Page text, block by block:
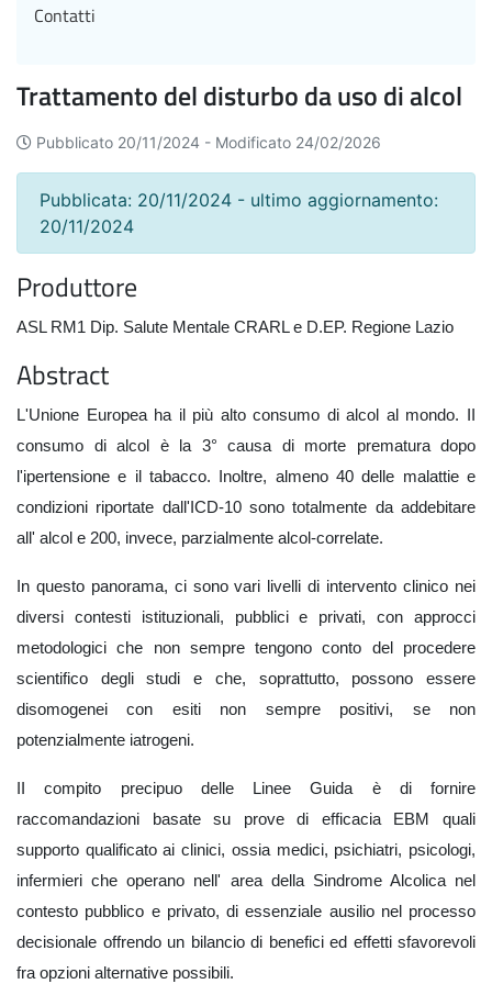
Trattamento del disturbo da uso di alcol
Pubblicato 20/11/2024 - Modificato 24/02/2026
Pubblicata: 20/11/2024 - ultimo aggiornamento:
20/11/2024
Produttore
ASL RM1 Dip. Salute Mentale CRARL e D.EP. Regione Lazio
Abstract
L'Unione Europea ha il più alto consumo di alcol al mondo. II
consumo di alcol è la 3° causa di morte prematura dopo
l'ipertensione e il tabacco. Inoltre, almeno 40 delle malattie e
condizioni riportate dall'ICD-10 sono totalmente da addebitare
all' alcol e 200, invece, parzialmente alcol-correlate.
In questo panorama, ci sono vari livelli di intervento clinico nei
diversi contesti istituzionali, pubblici e privati, con approcci
metodologici che non sempre tengono conto del procedere
scientifico degli studi e che, soprattutto, possono essere
disomogenei con esiti non sempre positivi, se non
potenzialmente iatrogeni.
II compito precipuo delle Linee Guida è di fornire
raccomandazioni basate su prove di efficacia EBM quali
supporto qualificato ai clinici, ossia medici, psichiatri, psicologi,
infermieri che operano nell' area della Sindrome Alcolica nel
contesto pubblico e privato, di essenziale ausilio nel processo
decisionale offrendo un bilancio di benefici ed effetti sfavorevoli
fra opzioni alternative possibili.
Contatti